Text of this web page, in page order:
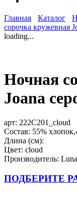
Главная Каталог
сорочка кружевная
loading...
Ночная
Joana
арт: 222C201_cloud
Состав: 55%
Длина (см):
Цвет: cloud
Производитель:
ПОДБЕРИТЕ